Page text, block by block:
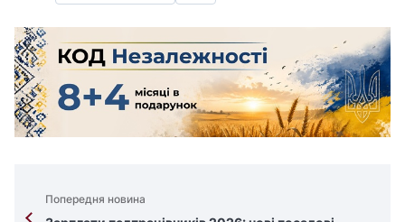
Попередня новина